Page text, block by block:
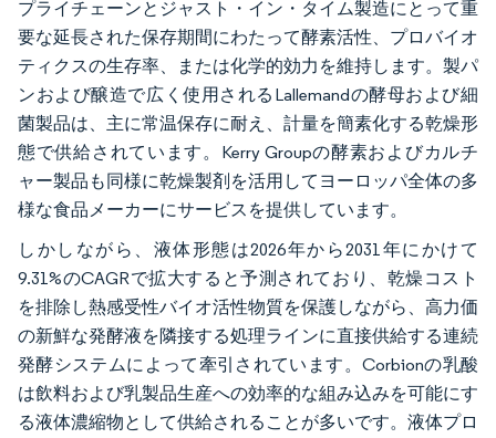
プライチェーンとジャスト・イン・タイム製造にとって重
要な延長された保存期間にわたって酵素活性、プロバイオ
ティクスの生存率、または化学的効力を維持します。製パ
ンおよび醸造で広く使用されるLallemandの酵母および細
菌製品は、主に常温保存に耐え、計量を簡素化する乾燥形
態で供給されています。Kerry Groupの酵素およびカルチ
ャー製品も同様に乾燥製剤を活用してヨーロッパ全体の多
様な食品メーカーにサービスを提供しています。
しかしながら、液体形態は2026年から2031年にかけて
9.31%のCAGRで拡大すると予測されており、乾燥コスト
を排除し熱感受性バイオ活性物質を保護しながら、高力価
の新鮮な発酵液を隣接する処理ラインに直接供給する連続
発酵システムによって牽引されています。Corbionの乳酸
は飲料および乳製品生産への効率的な組み込みを可能にす
る液体濃縮物として供給されることが多いです。液体プロ